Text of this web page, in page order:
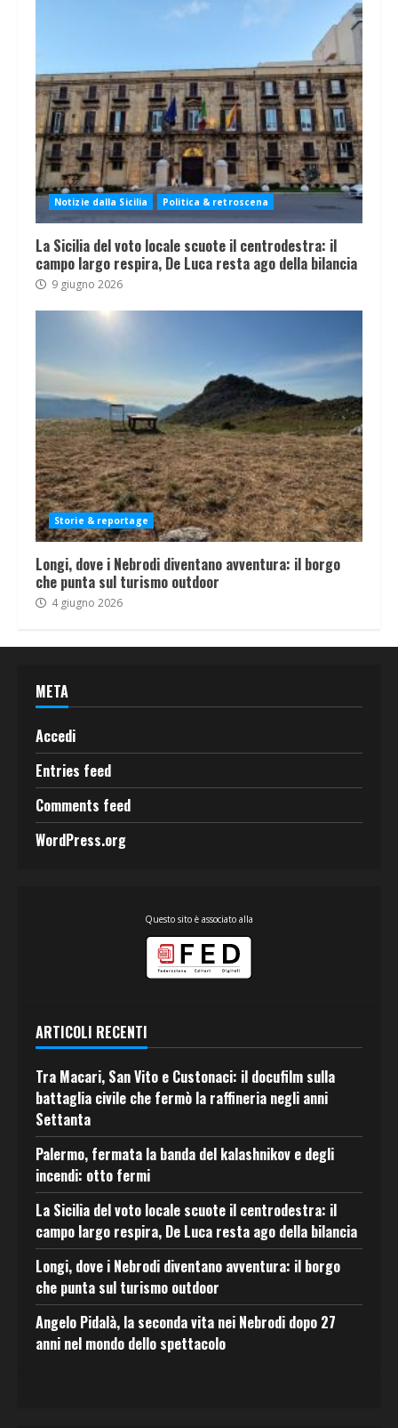
Notizie dalla Sicilia Politica & retroscena
La Sicilia del voto locale scuote il centrodestra: il
campo largo respira, De Luca resta ago della bilancia
9 giugno 2026
Storie & reportage
Longi, dove i Nebrodi diventano avventura: il borgo
che punta sul turismo outdoor
4 giugno 2026
META
Accedi
Entries feed
Comments feed
WordPress.org
Questo sito è associato alla
ARTICOLI RECENTI
Tra Macari, San Vito e Custonaci: il docufilm sulla
battaglia civile che fermò la raffineria negli anni
Settanta
Palermo, fermata la banda del kalashnikov e degli
incendi: otto fermi
La Sicilia del voto locale scuote il centrodestra: il
campo largo respira, De Luca resta ago della bilancia
Longi, dove i Nebrodi diventano avventura: il borgo
che punta sul turismo outdoor
Angelo Pidalà, la seconda vita nei Nebrodi dopo 27
anni nel mondo dello spettacolo